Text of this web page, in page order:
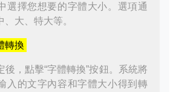
選擇您想要的字體大小。選項通
大、特大等。
轉換
後，點擊“字體轉換”按鈕。系統將
入的文字內容和字體大小得到轉